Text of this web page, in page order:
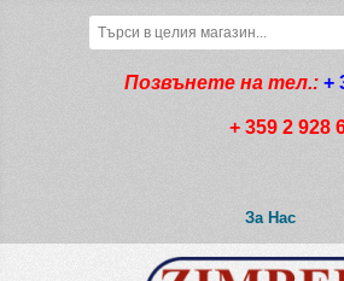
Позвънете на тел.: +
+ 359 2 928
За Нас